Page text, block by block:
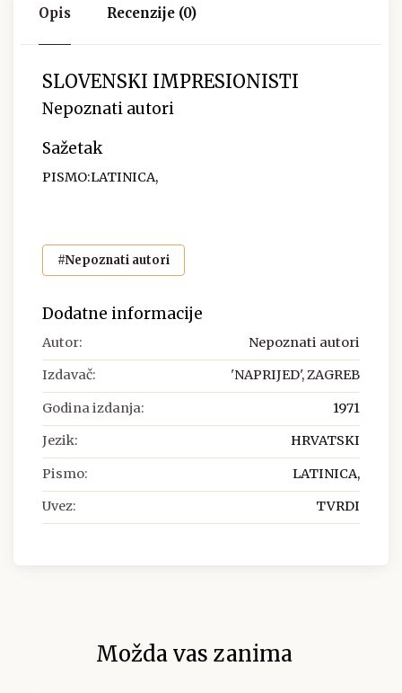
Opis Recenzije (0)
SLOVENSKI IMPRESIONISTI
Nepoznati autori
Sažetak
PISMO:LATINICA,
#Nepoznati autori
Dodatne informacije
Autor: Nepoznati autori
Izdavač: 'NAPRIJED', ZAGREB
Godina izdanja: 1971
Jezik: HRVATSKI
Pismo: LATINICA,
Uvez: TVRDI
Možda vas zanima